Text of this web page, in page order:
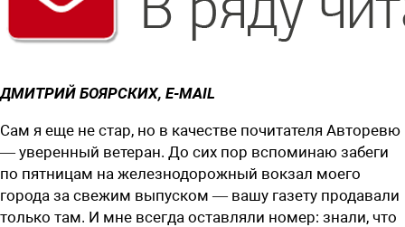
ДМИТРИЙ БОЯРСКИХ, E-MAIL
Сам я еще не стар, но в качестве почитателя Авторевю
— уверенный ветеран. До сих пор вспоминаю забеги
по пятницам на железнодорожный вокзал моего
города за свежим выпуском — вашу газету продавали
только там. И мне всегда оставляли номер: знали, что